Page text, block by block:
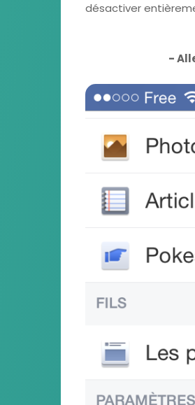
désactiver
-